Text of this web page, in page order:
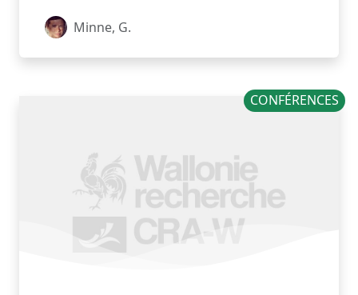
Minne, G.
CONFÉRENCES